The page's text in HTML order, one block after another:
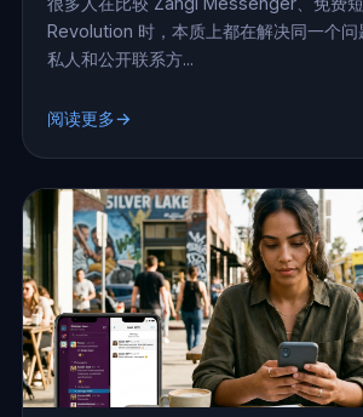
Revolution 时，本质上都在解决同一个问
私人和公开联系方...
阅读更多→